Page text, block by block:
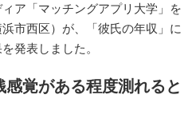
ア「マッチングアプリ大学」を
市西区）が、「彼氏の年収」に
発表しました。
感覚がある程度測れると